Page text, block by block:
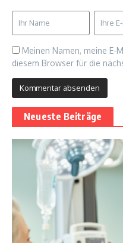
Meinen Namen, meine E-
diesem Browser für die
Neueste Beiträge